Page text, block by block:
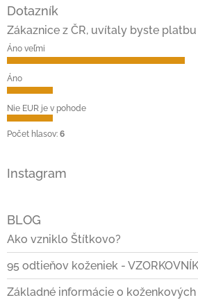
e
Dotazník
Zákaznice z ČR, uvítaly byste platbu
Áno veľmi
Áno
Nie EUR je v pohode
Počet hlasov: 6
Instagram
BLOG
Ako vzniklo Štítkovo?
95 odtieňov koženiek - VZORKOVNÍK
Základné informácie o